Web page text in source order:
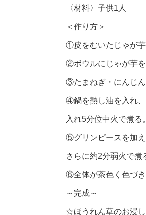
〈材料〉子供1人
＜作り方＞
①皮をむいたじゃが
②ボウルにじゃが芋を
③たまねぎ・にんじん
④鍋を熱し油を入れ、
入れ5分位中火で煮る
⑤グリンピースを加
さらに約2分弱火で煮
⑥全体が茶色く色づき
～完成～
☆ほうれん草のお浸